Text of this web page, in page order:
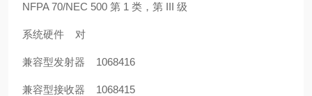
NFPA 70/NEC 500 第 1 类，第 III 级
系统硬件 对
兼容型发射器 1068416
兼容型接收器 1068415